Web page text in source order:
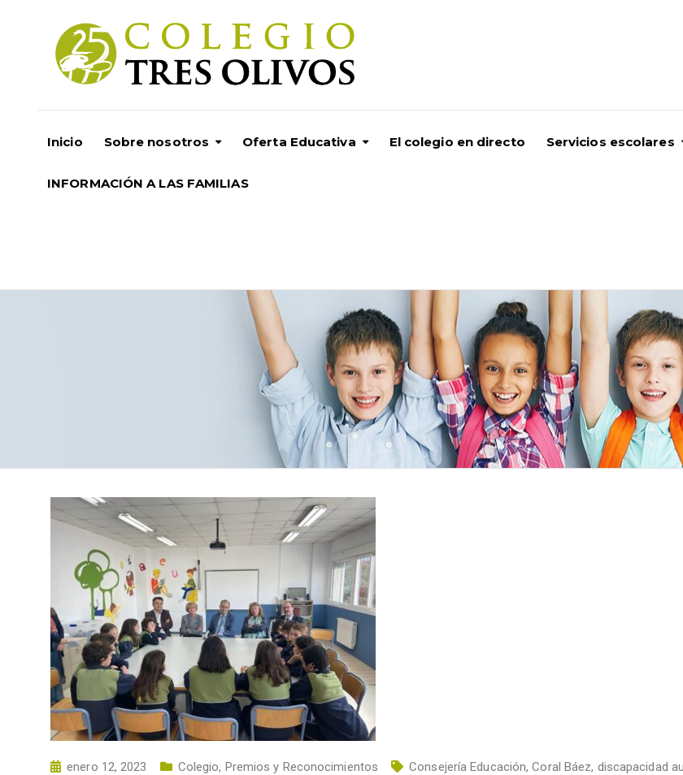
Inicio Sobre nosotros Oferta Educativa El colegio en directo Servicios escolares
INFORMACIÓN A LAS FAMILIAS
enero 12, 2023 Colegio, Premios y Reconocimientos Consejería Educación,Coral Báez, discapacidad